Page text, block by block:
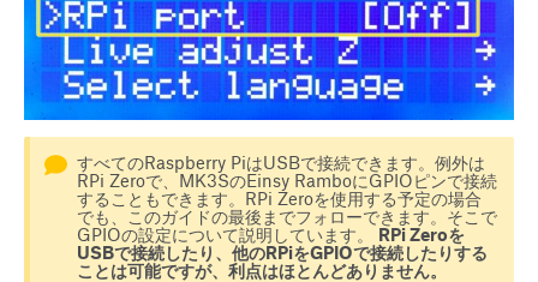
すべてのRaspberry PiはUSBで接続できます。例外は
RPi Zeroで、MK3SのEinsy RamboにGPIOピンで接続
することもできます。RPi Zeroを使用する予定の場合
でも、このガイドの最後までフォローできます。そこで
GPIOの設定について説明しています。
RPi Zeroを
USBで接続したり、他のRPiをGPIOで接続したりする
ことは可能ですが、利点はほとんどありません。